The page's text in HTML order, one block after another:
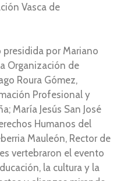
Vasca de
presidida por Mariano
Organización de
Roura Gómez,
Profesional y
María Jesús San José
Humanos del
Mauleón, Rector de
vertebraron el evento
la cultura y la